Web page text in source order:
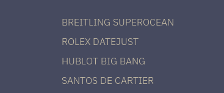
BREITLING SUPEROCEAN
ROLEX DATEJUST
HUBLOT BIG BANG
SANTOS DE CARTIER